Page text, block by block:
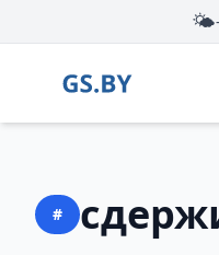
🌤️
#